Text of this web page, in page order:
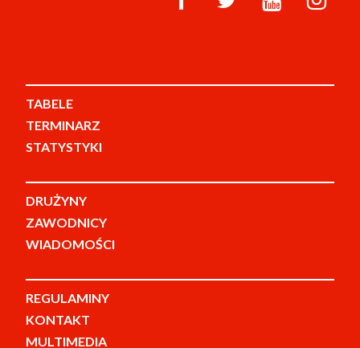
TABELE
TERMINARZ
STATYSTYKI
DRUŻYNY
ZAWODNICY
WIADOMOŚCI
REGULAMINY
KONTAKT
MULTIMEDIA